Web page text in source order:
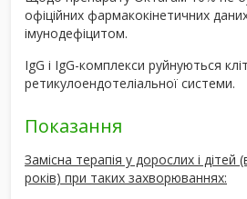
офіційних фармакокінетичних даних
імунодефіцитом.
IgG і IgG-комплекси руйнуються
ретикулоендотеліальної системи.
Показання
Замісна терапія у дорослих і дітей
років) при таких захворюваннях: